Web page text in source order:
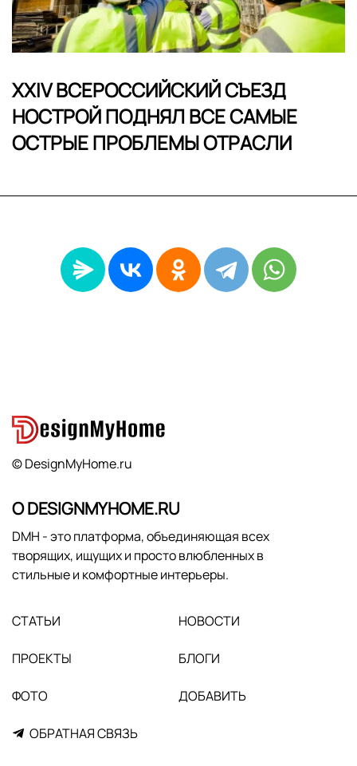
XXIV ВСЕРОССИЙСКИЙ СЪЕЗД
НОСТРОЙ ПОДНЯЛ ВСЕ САМЫЕ
ОСТРЫЕ ПРОБЛЕМЫ ОТРАСЛИ
© DesignMyHome.ru
О DESIGNMYHOME.RU
DMH - это платформа, объединяющая всех
творящих, ищущих и просто влюбленных в
стильные и комфортные интерьеры.
СТАТЬИ НОВОСТИ
ПРОЕКТЫ БЛОГИ
ФОТО ДОБАВИТЬ
ОБРАТНАЯ СВЯЗЬ